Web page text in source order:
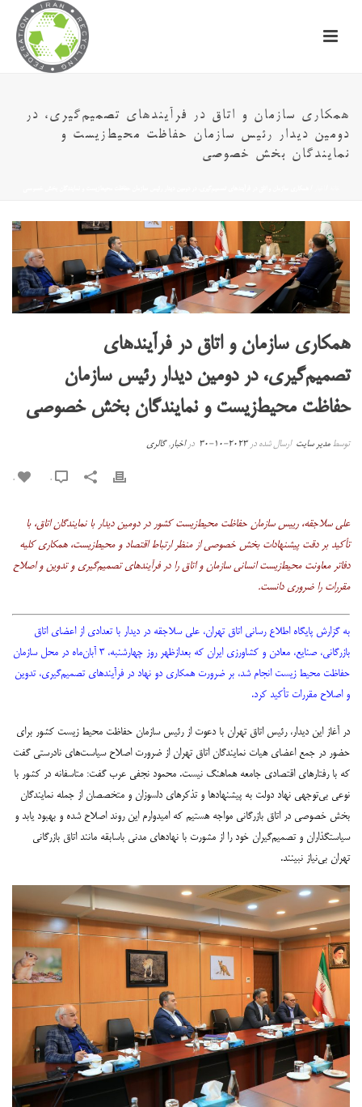
همکاری سازمان و اتاق در فرآیندهای تصمیم‌گیری، در
دومین دیدار رئیس سازمان حفاظت محیط‌زیست و
نمایندگان بخش خصوصی
همکاری سازمان و اتاق در فرآیندهای
تصمیم‌گیری، در دومین دیدار رئیس سازمان
حفاظت محیط‌زیست و نمایندگان بخش خصوصی
توسطمدیر سایت ارسال شده در2023-10-30 دراخبار,گالری
0
علی سلاجقه، رییس سازمان حفاظت محیط‌زیست کشور در دومین دیدار با نمایندگان اتاق، با
تأکید بر دقت پیشنهادات بخش خصوصی از منظر ارتباط اقتصاد و محیط‌زیست، همکاری کلیه
دفاتر معاونت محیط‌زیست انسانی سازمان و اتاق را در فرآیندهای تصمیم‌گیری و تدوین و اصلاح
مقررات را ضروری دانست.
به گزارش پایگاه اطلاع رسانی اتاق تهران، علی سلاجقه در دیدار با تعدادی از اعضای اتاق
بازرگانی، صنایع، معادن و کشاورزی ایران که بعدازظهر روز چهارشنبه، ۳ آبان‌ماه در محل سازمان
حفاظت محیط زیست انجام شد، بر ضرورت همکاری دو نهاد در فرآیندهای تصمیم‌گیری، تدوین
و اصلاح مقررات تأکید کرد.
در آغاز این دیدار، رئیس اتاق تهران با دعوت از رئیس سازمان حفاظت محیط زیست کشور برای
حضور در جمع اعضای هیات نمایندگان اتاق تهران از ضرورت اصلاح سیاست‌های نادرستی گفت
که با رفتارهای اقتصادی جامعه هماهنگ نیست. محمود نجفی عرب گفت: متاسفانه در کشور با
نوعی بی‌توجهی نهاد دولت به پیشنهادها و تذکرهای دلسوزان و متخصصان از جمله نمایندگان
بخش خصوصی در اتاق بازرگانی مواجه هستیم که امیدوارم این روند اصلاح شده و بهبود یابد و
سیاستگذاران و تصمیم‌گیران خود را از مشورت با نهادهای مدنی باسابقه مانند اتاق بازرگانی
تهران بی‌نیاز نبینند.